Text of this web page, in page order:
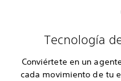
Tecnología
Conviértete en un
cada movimiento de tu